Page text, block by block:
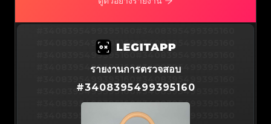
#3066123689299189#3066123689299189
#3066123689299189#3066123689299189
#3066123689299189#3066123689299189
#3066123689299189#3066123689299189
#3066123689299189
#3066123689299189
#3066123689299189#3066123689299189
#3066123689299189#3066123689299189
#3066123689299189#3066123689299189
#3066123689299189#3066123689299189
#3066123689299189#3066123689299189
#3066123689299189#3066123689299189
#3066123689299189#3066123689299189
#3066123689299189#3066123689299189
#3408395499395160#3408395499395160
#3408395499395160#3408395499395160
#3408395499395160#3408395499395160
#3408395499395160#3408395499395160
#3408395499395160#3408395499395160
#3408395499395160#3408395499395160
รายงานการตรวจสอบ
#3408395499395160